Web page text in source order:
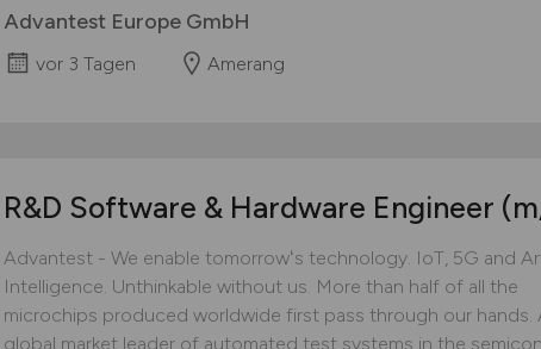
Advantest Europe GmbH
vor 3 Tagen Amerang
R&D Software & Hardware Engineer
Advantest - We enable tomorrowʻs technology. IoT, 5G and
Intelligence. Unthinkable without us. More than half of all the
microchips produced worldwide first pass through our hands.
global market leader of automated test systems in the